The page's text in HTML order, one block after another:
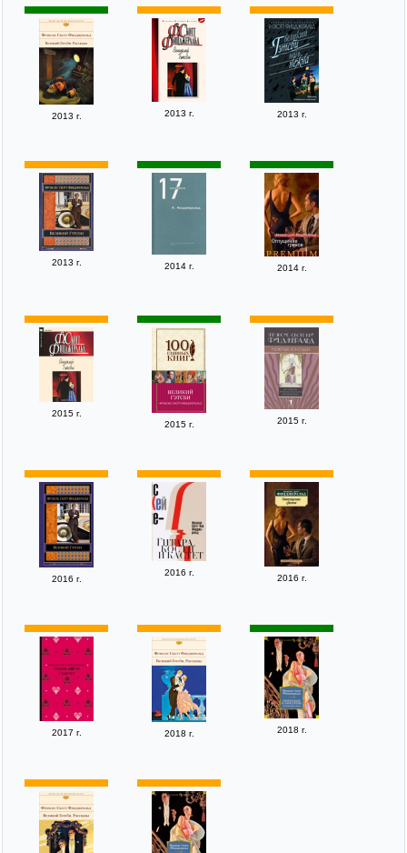
2013 г. 2013 г. 2013 г.
2013 г. 2014 г. 2014 г.
2015 г.
2015 г.
2015 г.
2016 г.
2016 г.
2016 г.
2017 г. 2018 г. 2018 г.